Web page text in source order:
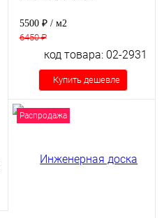
5500 ₽ / м2
6450 ₽
код товара: 02-2931
Купить дешевле
Распродажа